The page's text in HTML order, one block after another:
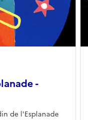
-
de l'Esplanade